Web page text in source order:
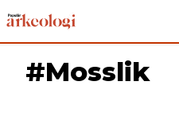
#Mosslik